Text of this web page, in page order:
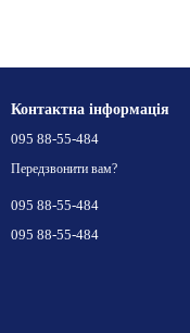
Контактна інформація
095 88-55-484
Передзвонити вам?
095 88-55-484
095 88-55-484